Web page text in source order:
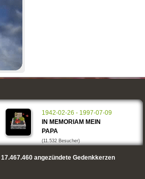
1942-02-26 - 1997-07-09
IN MEMORIAM MEIN
PAPA
(11.532 Besucher)
17.467.460angezündete Gedenkkerzen